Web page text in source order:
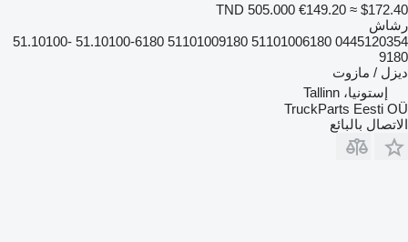
TND 505.000 €149.20 ≈ $172.40
رشاش
0445120354 51101006180 51101009180 51.10100-6180 51.10100-
9180
ديزل / مازوت
إستونيا، Tallinn
TruckParts Eesti OÜ
الاتصال بالبائع